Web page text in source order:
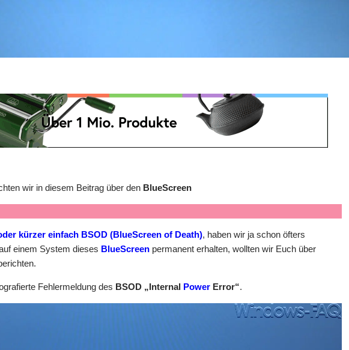
wir in diesem Beitrag über den BlueScreen
kürzer einfach BSOD (BlueScreen of Death), haben wir ja schon öfters
einem System dieses BlueScreen permanent erhalten, wollten wir Euch über
Fehlermeldung des BSOD „Internal Power Error“.